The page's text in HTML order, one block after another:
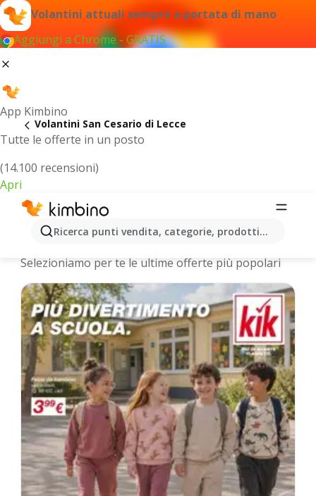
Volantini attuali sempre a portata di mano
Aggiungi a Chrome - GRATIS
App Kimbino
Tutte le offerte in un posto
(14.100 recensioni)
Apri
Ricerca punti vendita, categorie, prodotti...
Volantini San Cesario di Lecce
San Cesario di Lecce - Volantini più
Selezioniamo per te le ultime offerte più popolari